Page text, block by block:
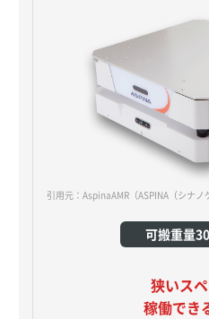
引用元：AspinaAMR（ASPINA（シナ
可搬重量
狭いス
稼働でき